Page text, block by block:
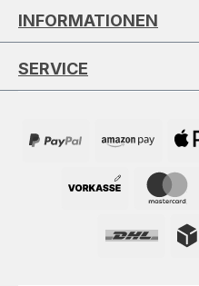
INFORMATIONEN
SERVICE